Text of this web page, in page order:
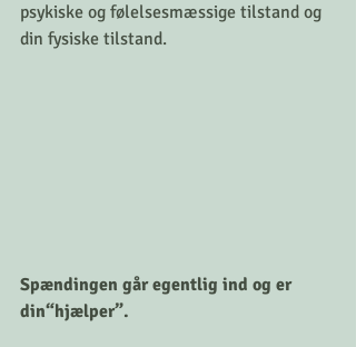
psykiske og følelsesmæssige tilstand og
din fysiske tilstand.
Spændingen går egentlig ind og er
din“hjælper”.